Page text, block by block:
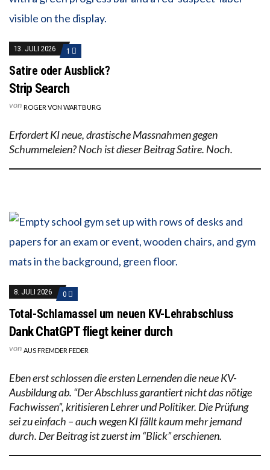
13. JULI 2026 1
Satire oder Ausblick?
Strip Search
von ROGER VON WARTBURG
Erfordert KI neue, drastische Massnahmen gegen
Schummeleien? Noch ist dieser Beitrag Satire. Noch.
8. JULI 2026 0
Total-Schlamassel um neuen KV-Lehrabschluss
Dank ChatGPT fliegt keiner durch
von AUS FREMDER FEDER
Eben erst schlossen die ersten Lernenden die neue KV-
Ausbildung ab. “Der Abschluss garantiert nicht das nötige
Fachwissen”, kritisieren Lehrer und Politiker. Die Prüfung
sei zu einfach – auch wegen KI fällt kaum mehr jemand
durch. Der Beitrag ist zuerst im “Blick” erschienen.